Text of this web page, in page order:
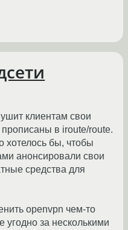
клиентам свои
прописаны в iroute/route.
хотелось бы, чтобы
анонсировали свои
средства для
openvpn чем-то
угодно за несколькими